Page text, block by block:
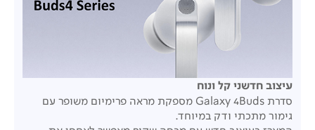
עיצוב חדשני קל ונוח
סדרת Galaxy 4Buds מספקת מראה פרימיום משופר עם
גימור מתכתי ודק במיוחד.